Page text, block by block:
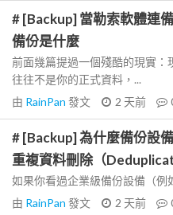
# [Backup] 當勒索軟體連
備份是什麼
前面幾篇提過一個殘酷的現實
往往不是你的正式資料，...
由 RainPan 發文 2 天前
# [Backup] 為什麼備份設
重複資料刪除（
如果你看過企業級備份設備（例
由 RainPan 發文 2 天前